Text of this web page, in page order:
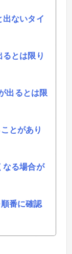
ないタイ
とは限り
出るとは限
とがあり
なる場合が
番に確認